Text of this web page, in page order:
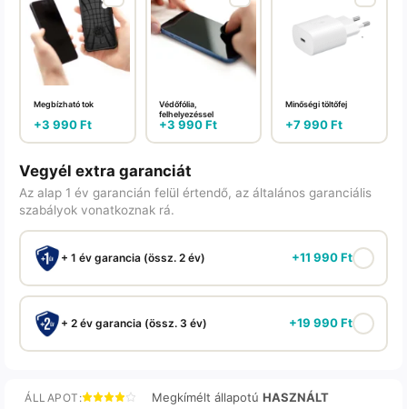
Megbízható tok
+3 990Ft
Védőfólia,
felhelyezéssel
+3 990Ft
Minőségi töltőfej
+7 990Ft
Vegyél extra garanciát
Az alap 1 év garancián felül értendő, az általános garanciális
szabályok vonatkoznak rá.
+ 1 év garancia (össz. 2 év) +11 990Ft
+ 2 év garancia (össz. 3 év) +19 990Ft
ÁLLAPOT: Megkímélt állapotú HASZNÁLT